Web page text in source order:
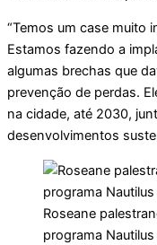
“Temos um case muito
Estamos fazendo a
algumas brechas que
prevenção de perdas.
na cidade, até 2030,
desenvolvimentos
Roseane
programa